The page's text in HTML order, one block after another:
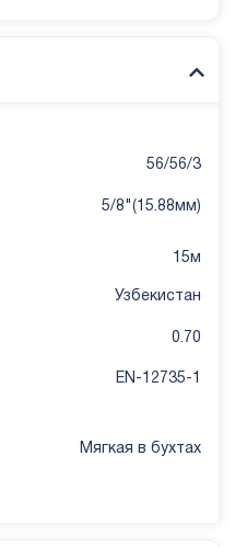
56/56/3
5/8"(15.88мм)
15м
Узбекистан
0.70
EN-12735-1
Мягкая в бухтах